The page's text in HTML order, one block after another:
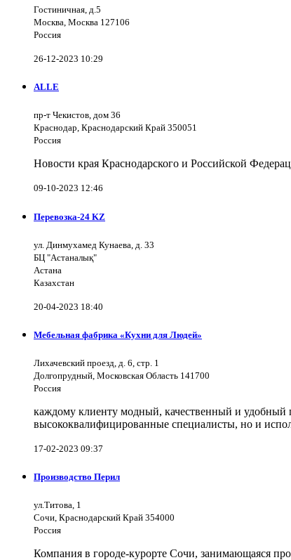
Гостиничная, д.5
Москва, Москва 127106
Россия
26-12-2023 10:29
ALLE
пр-т Чекистов, дом 36
Краснодар, Краснодарский Край 350051
Россия
Новости края Краснодарского и Российской
09-10-2023 12:46
Перевозка-24 KZ
ул. Динмухамед Кунаева, д. 33
БЦ "Астаналық"
Астана
Казахстан
20-04-2023 18:40
Мебельная фабрика «Кухни для Людей»
Лихачевский проезд, д. 6, стр. 1
Долгопрудный, Московская Область 141700
Россия
каждому клиенту модный, качественный и удобный
высококвалифицированные специалисты, но и
17-02-2023 09:37
Производство Перил
ул.Титова, 1
Сочи, Краснодарский Край 354000
Россия
Компания в городе-курорте Сочи, занимающаяся